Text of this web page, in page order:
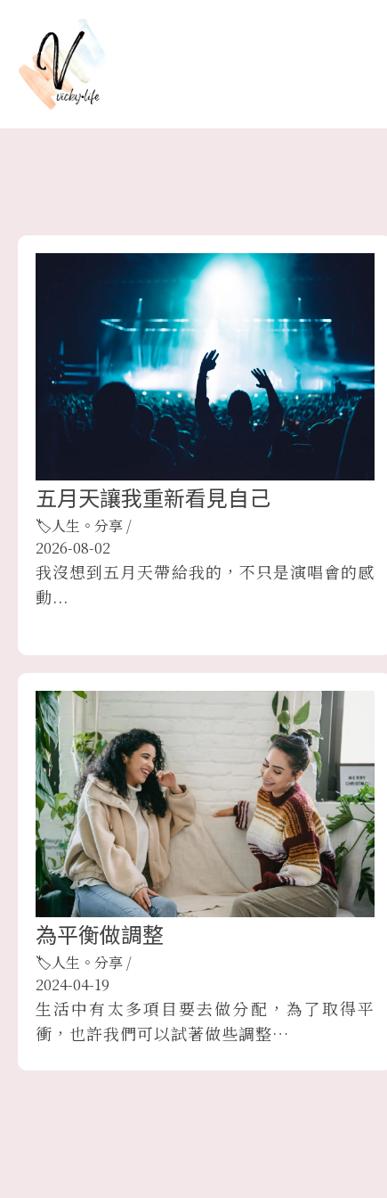
五月天讓我重新看見自己
🏷人生。分享 /
2026-08-02
我沒想到五月天帶給我的，不只是演唱會的感
動...
為平衡做調整
🏷人生。分享 /
2024-04-19
生活中有太多項目要去做分配，為了取得平
衝，也許我們可以試著做些調整…